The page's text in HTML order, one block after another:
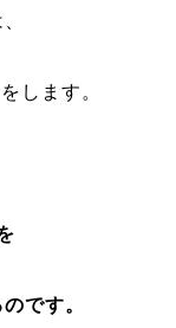
をします。
です。